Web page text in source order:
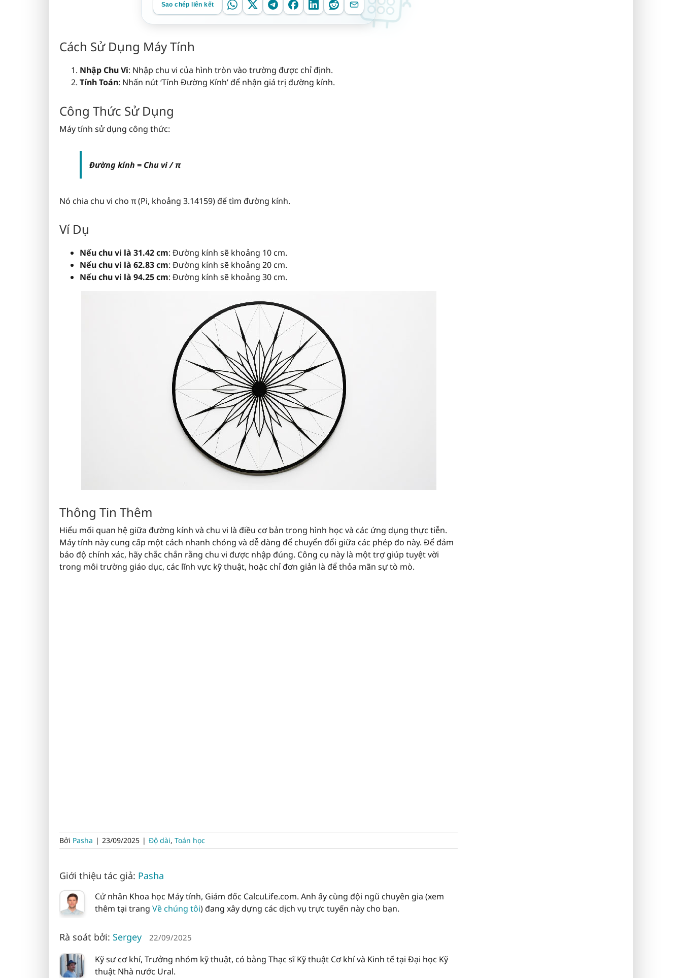
Sao chép liên kết
Cách Sử Dụng Máy Tính
Nhập Chu Vi: Nhập chu vi của hình tròn vào trường được chỉ định.
Tính Toán: Nhấn nút ‘Tính Đường Kính’ để nhận giá trị đường kính.
Công Thức Sử Dụng
Máy tính sử dụng công thức:
Đường kính = Chu vi / π
Nó chia chu vi cho π (Pi, khoảng 3.14159) để tìm đường kính.
Ví Dụ
Nếu chu vi là 31.42 cm: Đường kính sẽ khoảng 10 cm.
Nếu chu vi là 62.83 cm: Đường kính sẽ khoảng 20 cm.
Nếu chu vi là 94.25 cm: Đường kính sẽ khoảng 30 cm.
Thông Tin Thêm
Hiểu mối quan hệ giữa đường kính và chu vi là điều cơ bản trong hình học và các ứng dụng thực tiễn.
Máy tính này cung cấp một cách nhanh chóng và dễ dàng để chuyển đổi giữa các phép đo này. Để đảm
bảo độ chính xác, hãy chắc chắn rằng chu vi được nhập đúng. Công cụ này là một trợ giúp tuyệt vời
trong môi trường giáo dục, các lĩnh vực kỹ thuật, hoặc chỉ đơn giản là để thỏa mãn sự tò mò.
Bởi Pasha | 23/09/2025 | Độ dài, Toán học
Giới thiệu tác giả: Pasha
Cử nhân Khoa học Máy tính, Giám đốc CalcuLife.com. Anh ấy cùng đội ngũ chuyên gia (xem
thêm tại trang Về chúng tôi) đang xây dựng các dịch vụ trực tuyến này cho bạn.
Rà soát bởi: Sergey 22/09/2025
Kỹ sư cơ khí, Trưởng nhóm kỹ thuật, có bằng Thạc sĩ Kỹ thuật Cơ khí và Kinh tế tại Đại học Kỹ
thuật Nhà nước Ural.